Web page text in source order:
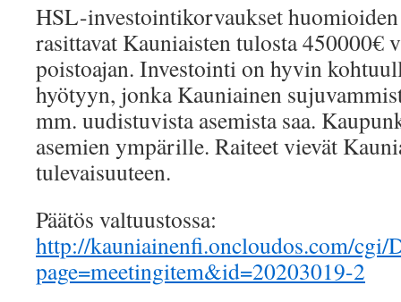
HSL-investointikorvaukset
rasittavat Kauniaisten tulosta 450000€
poistoajan. Investointi on hyvin
hyötyyn, jonka Kauniainen
mm. uudistuvista asemista saa.
asemien ympärille. Raiteet vievät
tulevaisuuteen.
Päätös valtuustossa:
http://kauniainenfi.oncloudos.com/cgi/
page=meetingitem&id=20203019-2